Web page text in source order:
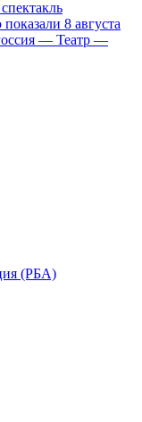
8 августа
— Театр —
(РБА)